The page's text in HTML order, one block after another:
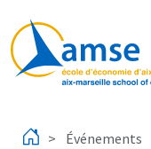
Événements